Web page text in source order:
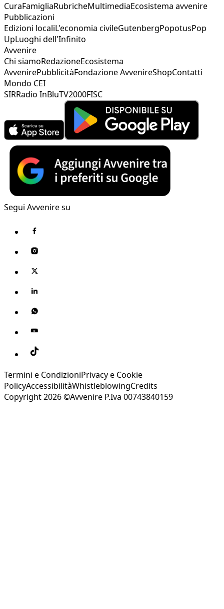
CuraFamigliaRubricheMultimediaEcosistema avvenire
Pubblicazioni
Edizioni localiL'economia civileGutenbergPopotusPop
UpLuoghi dell'Infinito
Avvenire
Chi siamoRedazioneEcosistema
AvvenirePubblicitàFondazione AvvenireShopContatti
Mondo CEI
SIRRadio InBluTV2000FISC
Segui Avvenire su
Termini e CondizioniPrivacy e Cookie
PolicyAccessibilitàWhistleblowingCredits
Copyright 2026 ©Avvenire P.Iva 00743840159